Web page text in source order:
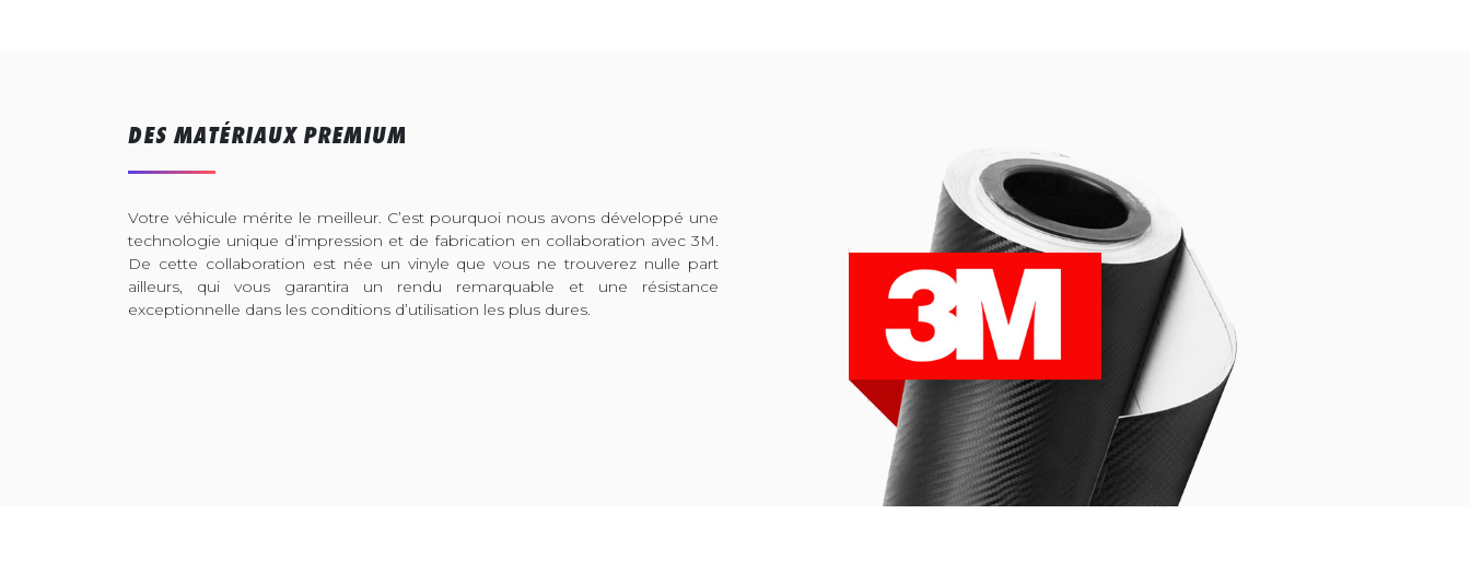
DES MATÉRIAUX PREMIUM
Votre véhicule mérite le meilleur. C’est pourquoi nous avons développé une
technologie unique d’impression et de fabrication en collaboration avec 3M.
De cette collaboration est née un vinyle que vous ne trouverez nulle part
ailleurs, qui vous garantira un rendu remarquable et une résistance
exceptionnelle dans les conditions d’utilisation les plus dures.